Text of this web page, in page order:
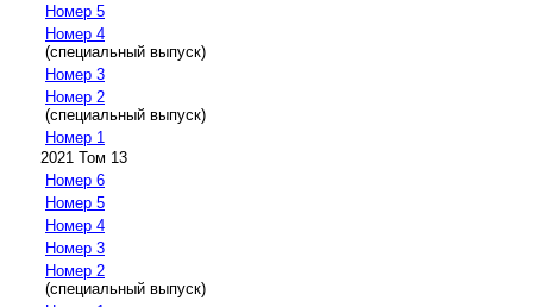
Номер 5
Номер 4
(специальный выпуск)
Номер 3
Номер 2
(специальный выпуск)
Номер 1
2021 Том 13
Номер 6
Номер 5
Номер 4
Номер 3
Номер 2
(специальный выпуск)